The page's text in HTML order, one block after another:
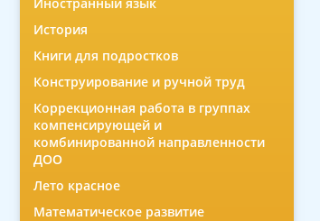
История
Книги для подростков
Конструирование и ручной труд
Коррекционная работа в группах
компенсирующей и
комбинированной направленности
ДОО
Лето красное
Математическое развитие